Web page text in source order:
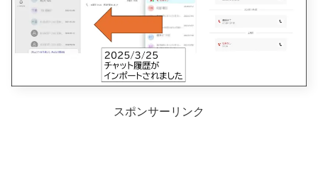
スポンサーリンク